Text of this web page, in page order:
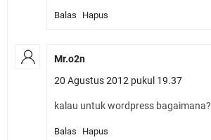
Balas Hapus
Mr.o2n
20 Agustus 2012 pukul 19.37
kalau untuk wordpress bagaimana?
Balas Hapus